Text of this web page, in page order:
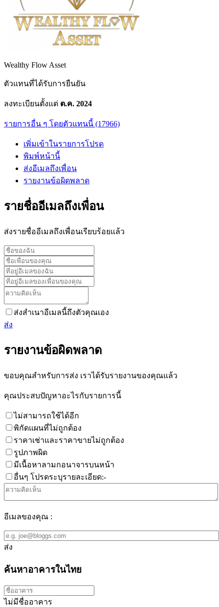
Wealthy Flow Asset
ตัวแทนที่ได้รับการยืนยัน
ลงทะเบียนตั้งแต่ ต.ค. 2024
รายการอื่น ๆ โดยตัวแทนนี้ (17966)
เพิ่มเข้าในรายการโปรด
พิมพ์หน้านี้
ส่งอีเมลถึงเพื่อน
รายงานข้อผิดพลาด
รายชื่ออีเมลถึงเพื่อน
ส่งรายชื่ออีเมลถึงเพื่อนเรียบร้อยแล้ว
ส่งสำเนาอีเมลนี้ถึงตัวคุณเอง
ส่ง
รายงานข้อผิดพลาด
ขอบคุณสำหรับการส่ง เราได้รับรายงานของคุณแล้ว
คุณประสบปัญหาอะไรกับรายการนี้
ไม่สามารถใช้ได้อีก
พิกัดแผนที่ไม่ถูกต้อง
ราคาเช่าและราคาขายไม่ถูกต้อง
รูปภาพผิด
มีเนื้อหาลามกอนาจารบนหน้า
อื่นๆ โปรดระบุรายละเอียด:-
อีเมลของคุณ :
ส่ง
ค้นหาอาคารในไทย
ไม่มีชื่ออาคาร